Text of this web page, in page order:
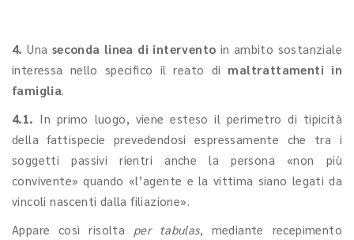
4. Una seconda linea di intervento in ambito sostanziale
interessa nello specifico il reato di maltrattamenti in
famiglia.
4.1. In primo luogo, viene esteso il perimetro di tipicità
della fattispecie prevedendosi espressamente che tra i
soggetti passivi rientri anche la persona «non più
convivente» quando «l’agente e la vittima siano legati da
vincoli nascenti dalla filiazione».
Appare così risolta per tabulas, mediante recepimento